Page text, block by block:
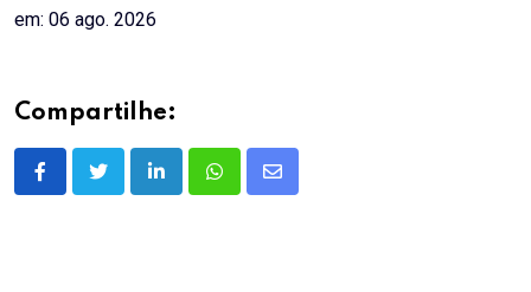
em: 06 ago. 2026
Compartilhe:
LinkedInWhatsappShare